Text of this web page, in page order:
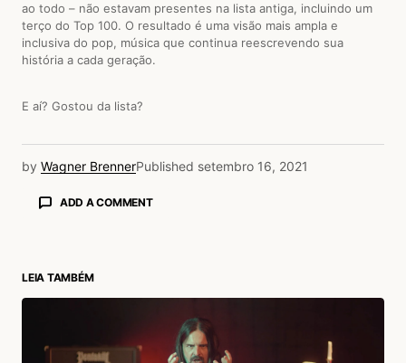
ao todo – não estavam presentes na lista antiga, incluindo um
terço do Top 100. O resultado é uma visão mais ampla e
inclusiva do pop, música que continua reescrevendo sua
história a cada geração.
E aí? Gostou da lista?
by Wagner BrennerPublished setembro 16, 2021
ADD A COMMENT
LEIA TAMBÉM